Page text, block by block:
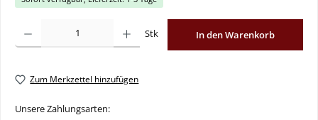
Stk In den Warenkorb
Zum Merkzettel hinzufügen
Unsere Zahlungsarten: